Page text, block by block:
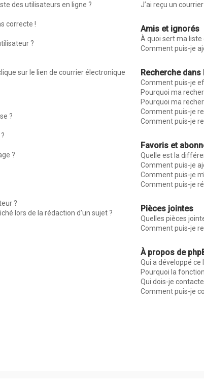
des utilisateurs en ligne ?
correcte !
?
sur le lien de courrier électronique
?
?
?
lors de la rédaction d’un sujet ?
J’ai reçu un
Amis et ignorés
À quoi sert ma liste
Comment puis-je
Recherche
Comment puis-je
Pourquoi ma
Pourquoi ma
Comment puis-je
Comment puis-je
Favoris et
Quelle est la
Comment puis-je
Comment puis-je
Comment puis-je
Pièces jointes
Quelles pièces
Comment puis-je
À propos de
Qui a développé
Pourquoi la
Qui dois-je
Comment puis-je